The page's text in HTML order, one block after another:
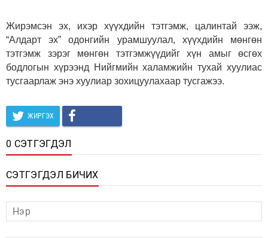
Жирэмсэн эх, ихэр хүүхдийн тэтгэмж, цалинтай ээж,
“Алдарт эх” одонгийн урамшуулал, хүүхдийн мөнгөн
тэтгэмж зэрэг мөнгөн тэтгэмжүүдийг хүн амыг өсгөх
бодлогын хүрээнд Нийгмийн халамжийн тухай хуулиас
тусгаарлаж энэ хуулиар зохицуулахаар тусгажээ.
ЖИРГЭХ
0 СЭТГЭГДЭЛ
СЭТГЭГДЭЛ БИЧИХ